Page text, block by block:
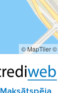
© MapTiler©